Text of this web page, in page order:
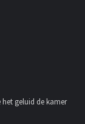
geluid de kamer